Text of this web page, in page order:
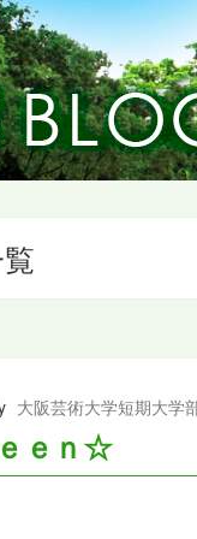
大阪芸術大学短期大学
ｅｎ☆